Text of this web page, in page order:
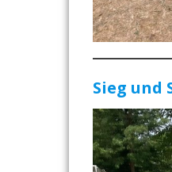
Sieg